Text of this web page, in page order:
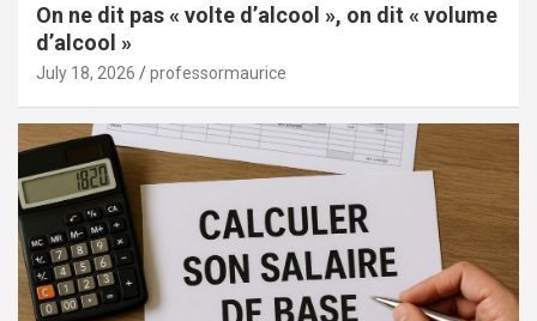
On ne dit pas « volte d’alcool », on dit « volume
d’alcool »
July 18, 2026 professormaurice